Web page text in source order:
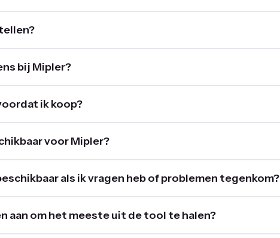
bij Mipler?
ik koop?
voor Mipler?
als ik vragen heb of problemen tegenkom?
aan om het meeste uit de tool te halen?